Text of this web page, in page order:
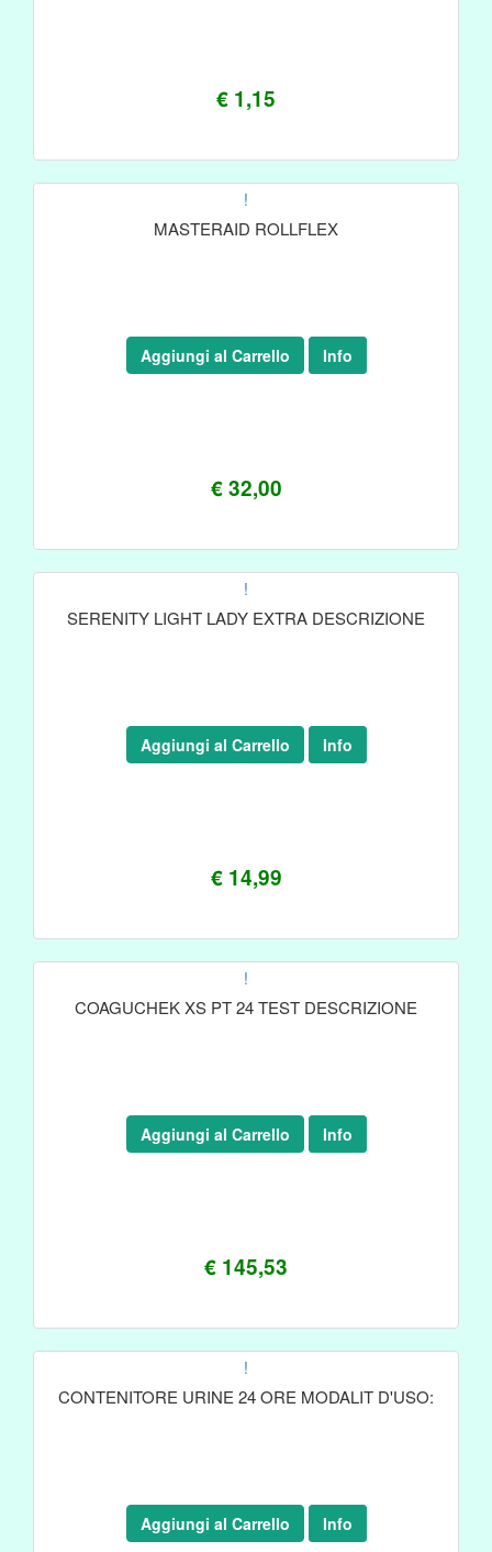
€ 1,15
!
MASTERAID ROLLFLEX
€ 32,00
Aggiungi al Carrello Info
!
SERENITY LIGHT LADY EXTRA DESCRIZIONE
€ 14,99
Aggiungi al Carrello Info
!
COAGUCHEK XS PT 24 TEST DESCRIZIONE
€ 145,53
Aggiungi al Carrello Info
!
CONTENITORE URINE 24 ORE MODALIT D'USO:
Aggiungi al Carrello Info